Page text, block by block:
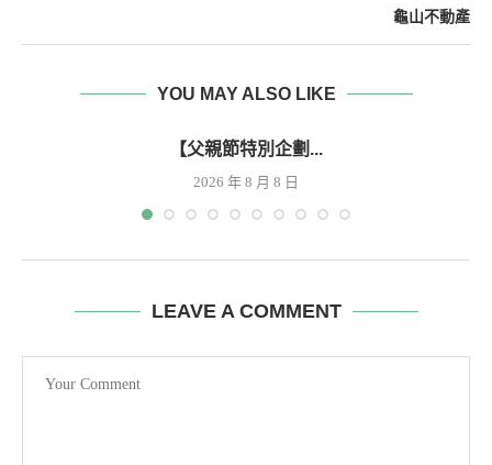
龜山不動產
YOU MAY ALSO LIKE
【父親節特別企劃...
2026 年 8 月 8 日
LEAVE A COMMENT